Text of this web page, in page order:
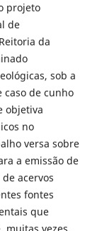
projeto
de
da
sob a
caso de cunho
objetiva
no
versa sobre
a emissão de
acervos
fontes
que